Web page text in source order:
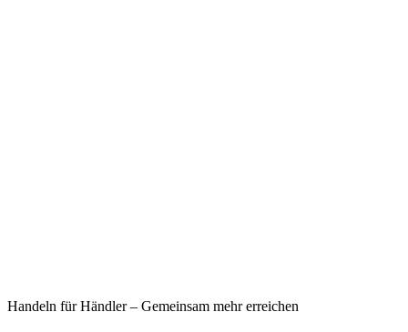
Handeln für Händler – Gemeinsam mehr erreichen